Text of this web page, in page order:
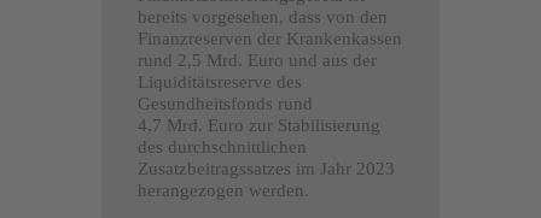
bereits vorgesehen, dass von den
Finanzreserven der Krankenkassen
rund 2,5 Mrd. Euro und aus der
Liquiditätsreserve des
Gesundheitsfonds rund
4,7 Mrd. Euro zur Stabilisierung
des durchschnittlichen
Zusatzbeitragssatzes im Jahr 2023
herangezogen werden.